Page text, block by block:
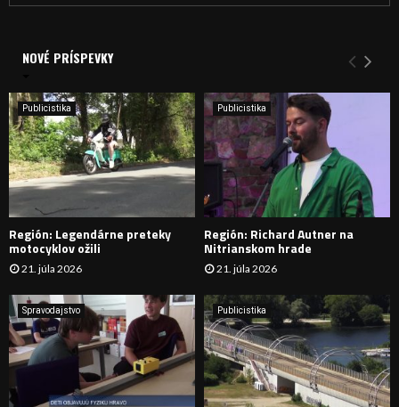
i
e
:
Y
H
D
A
N
I
NOVÉ PRÍSPEVKY
Publicistika
Región: Legendárne preteky
motocyklov ožili
21. júla 2026
Publicistika
Región: Richard Autner na
Nitrianskom hrade
21. júla 2026
Spravodajstvo Publicistika